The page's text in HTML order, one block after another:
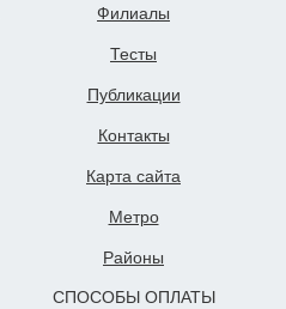
Филиалы
Тесты
Публикации
Контакты
Карта сайта
Метро
Районы
СПОСОБЫ ОПЛАТЫ